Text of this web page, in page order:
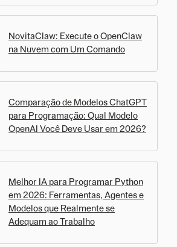
NovitaClaw: Execute o OpenClaw
na Nuvem com Um Comando
Comparação de Modelos ChatGPT
para Programação: Qual Modelo
OpenAI Você Deve Usar em 2026?
Melhor IA para Programar Python
em 2026: Ferramentas, Agentes e
Modelos que Realmente se
Adequam ao Trabalho